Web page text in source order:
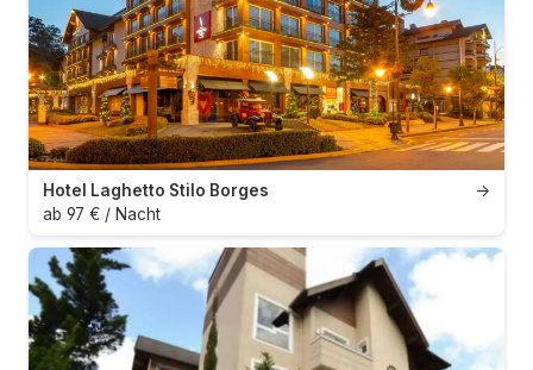
→
Hotel Laghetto Stilo Borges
ab 97 € / Nacht